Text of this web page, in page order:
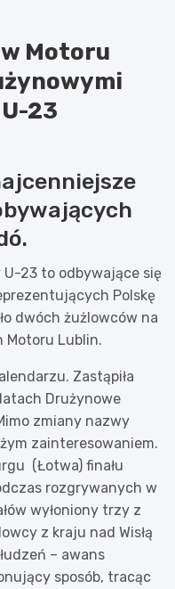
Motoru
23
23 to odbywające się
Polskę
dwóch żużlowców na
Motoru Lublin.
Zastąpiła
Drużynowe
zmiany nazwy
zainteresowaniem.
(Łotwa) finału
rozgrywanych w
wyłoniony trzy z
z kraju nad Wisłą
– awans
sposób, tracąc